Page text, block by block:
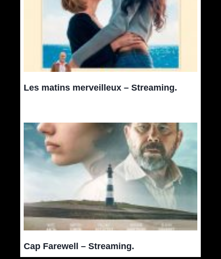
Les matins merveilleux – Streaming.
Cap Farewell – Streaming.